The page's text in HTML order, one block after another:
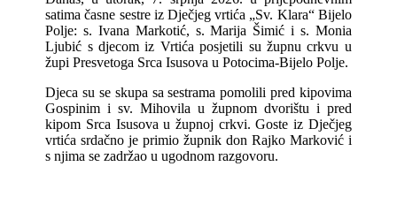
satima časne sestre iz Dječjeg vrtića „Sv. Klara“ Bijelo
Polje: s. Ivana Markotić, s. Marija Šimić i s. Monia
Ljubić s djecom iz Vrtića posjetili su župnu crkvu u
župi Presvetoga Srca Isusova u Potocima-Bijelo Polje.
Djeca su se skupa sa sestrama pomolili pred kipovima
Gospinim i sv. Mihovila u župnom dvorištu i pred
kipom Srca Isusova u župnoj crkvi. Goste iz Dječjeg
vrtića srdačno je primio župnik don Rajko Marković i
s njima se zadržao u ugodnom razgovoru.